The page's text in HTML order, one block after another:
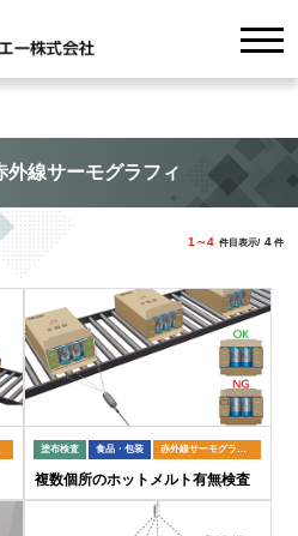
外線サーモグラフィ
1～4 件目表示/ 4 件
塗布検査 食品・包装 赤外線サーモグラフィ
複数個所のホットメルト有無検査